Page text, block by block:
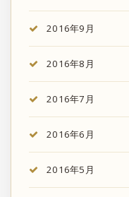
2016年9月
2016年8月
2016年7月
2016年6月
2016年5月